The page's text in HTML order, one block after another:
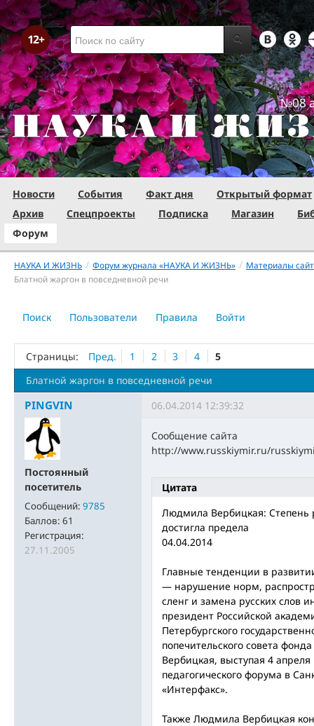
№08
Новости События Факт дня
Открытый формат
Архив
Спецпроекты Подписка Магазин
Форум
НАУКА И ЖИЗНЬ / Форум журнала «НАУКА И ЖИЗНЬ» / Материалы
Блатной жаргон в повседневной речи
Поиск Пользователи Правила Войти
Страницы: Пред. 1 2 3 4
5
Блатной жаргон в повседневной речи
PINGVIN
Постоянный
посетитель
Сообщений: 9785
Баллов: 61
Регистрация:
27.11.2005
06.04.2014 12:39:32
Сообщение сайта
http://www.russkiymir.ru/
Цитата
Людмила Вербицкая: Степень
достигла предела
04.04.2014
Главные тенденции в
— нарушение норм,
сленг и замена русских слов
президент Российской
Петербургского
попечительского совета
Вербицкая, выступая 4
педагогического форума в
«Интерфакс».
Также Людмила Вербицкая